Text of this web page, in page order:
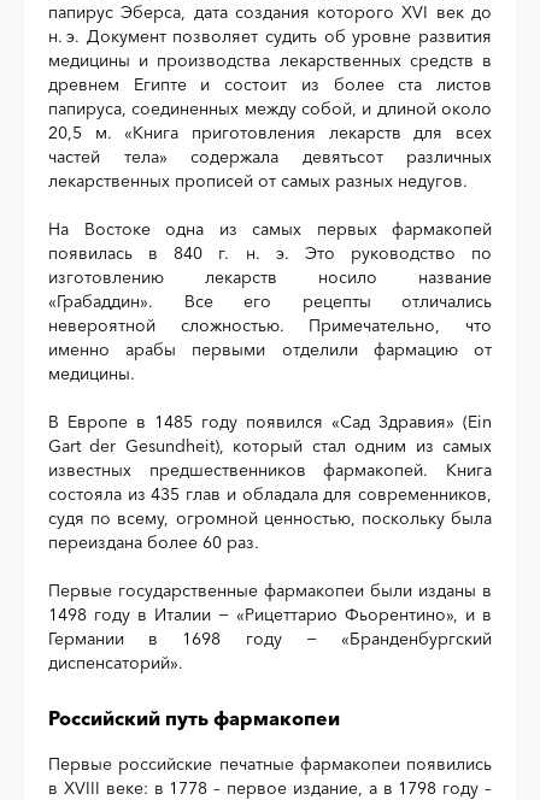
папирус Эберса, дата создания которого XVI век до
н. э. Документ позволяет судить об уровне развития
медицины и производства лекарственных средств в
древнем Египте и состоит из более ста листов
папируса, соединенных между собой, и длиной около
20,5 м. «Книга приготовления лекарств для всех
частей тела» содержала девятьсот различных
лекарственных прописей от самых разных недугов.
На Востоке одна из самых первых фармакопей
появилась в 840 г. н. э. Это руководство по
изготовлению лекарств носило название
«Грабаддин». Все его рецепты отличались
невероятной сложностью. Примечательно, что
именно арабы первыми отделили фармацию от
медицины.
В Европе в 1485 году появился «Сад Здравия» (Ein
Gart der Gesundheit), который стал одним из самых
известных предшественников фармакопей. Книга
состояла из 435 глав и обладала для современников,
судя по всему, огромной ценностью, поскольку была
переиздана более 60 раз.
Первые государственные фармакопеи были изданы в
1498 году в Италии − «Рицеттарио Фьорентино», и в
Германии в 1698 году − «Бранденбургский
диспенсаторий».
Российский путь фармакопеи
Первые российские печатные фармакопеи появились
в XVIII веке: в 1778 – первое издание, а в 1798 году –